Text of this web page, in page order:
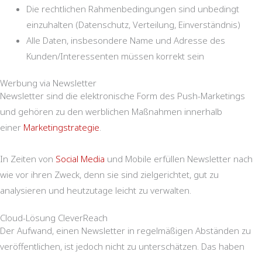
Die rechtlichen Rahmenbedingungen sind unbedingt
einzuhalten (Datenschutz, Verteilung, Einverständnis)
Alle Daten, insbesondere Name und Adresse des
Kunden/Interessenten müssen korrekt sein
Werbung via Newsletter
Newsletter sind die elektronische Form des Push-Marketings
und gehören zu den werblichen Maßnahmen innerhalb
einer Marketingstrategie
In Zeiten von Social Media und Mobile erfüllen Newsletter nach
wie vor ihren Zweck, denn sie sind zielgerichtet, gut zu
analysieren und heutzutage leicht zu verwalten.
Cloud-Lösung CleverReach
Der Aufwand, einen Newsletter in regelmäßigen Abständen zu
veröffentlichen, ist jedoch nicht zu unterschätzen. Das haben